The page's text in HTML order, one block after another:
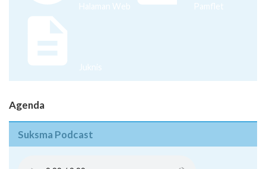
Halaman Web Pamflet
Juknis
Agenda
Suksma Podcast